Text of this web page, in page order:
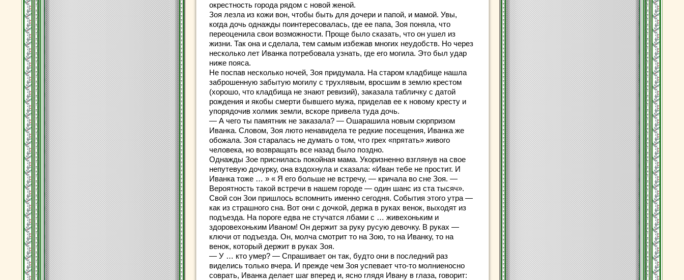
окрестность города рядом с новой женой.
Зоя лезла из кожи вон, чтобы быть для дочери и папой, и мамой. Увы,
когда дочь однажды поинтересовалась, где ее папа, Зоя поняла, что
переоценила свои возможности. Проще было сказать, что он ушел из
жизни. Так она и сделала, тем самым избежав многих неудобств. Но через
несколько лет Иванка потребовала узнать, где его могила. Это был удар
ниже пояса.
Не поспав несколько ночей, Зоя придумала. На старом кладбище нашла
заброшенную забытую могилу с трухлявым, вросшим в землю крестом
(хорошо, что кладбища не знают ревизий), заказала табличку с датой
рождения и якобы смерти бывшего мужа, приделав ее к новому кресту и
упорядочив холмик земли, вскоре привела туда дочь.
— А чего ты памятник не заказала? — Ошарашила новым сюрпризом
Иванка. Словом, Зоя люто ненавидела те редкие посещения, Иванка же
обожала. Зоя старалась не думать о том, что грех «прятать» живого
человека, но возвращать все назад было поздно.
Однажды Зое приснилась покойная мама. Укоризненно взглянув на свое
непутевую дочурку, она вздохнула и сказала: «Иван тебе не простит. И
Иванка тоже … » « Я его больше не встречу, — кричала во сне Зоя. —
Вероятность такой встречи в нашем городе — один шанс из ста тысяч».
Свой сон Зои пришлось вспомнить именно сегодня. События этого утра —
как из страшного сна. Вот они с дочкой, держа в руках венок, выходят из
подъезда. На пороге едва не стучатся лбами с … живехоньким и
здоровехоньким Иваном! Он держит за руку русую девочку. В руках —
ключи от подъезда. Он, молча смотрит то на Зою, то на Иванку, то на
венок, который держит в руках Зоя.
— У … кто умер? — Спрашивает он так, будто они в последний раз
виделись только вчера. И прежде чем Зоя успевает что-то молниеносно
соврать, Иванка делает шаг вперед и, ясно глядя Ивану в глаза, говорит: